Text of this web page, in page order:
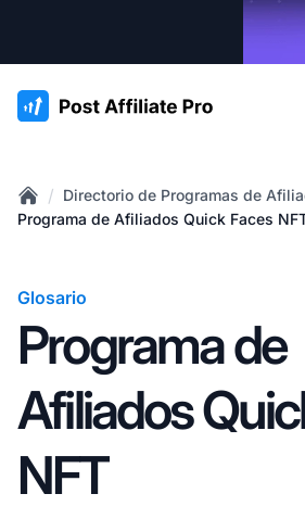
:site.title
Home
/ Directorio de Programas de
Programa de Afiliados Quick Faces
Glosario
Programa de
Afiliados
NFT